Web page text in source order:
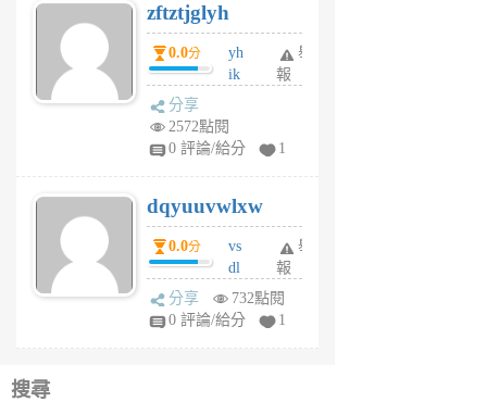
月
前
zftztjglyh
0.0分
yh
ik
tu
6
個
月
前
舉
報
分享
2572點閱
0 評論/給分
1
dqyuuvwlxw
0.0分
vs
dl
sq
fy
舉
報
分享
732點閱
0 評論/給分
1
搜尋